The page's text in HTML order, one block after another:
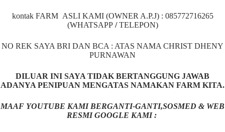
kontak FARM ASLI KAMI (OWNER A.P.J) : 085772716265
(WHATSAPP /TELEPON)
NO REK SAYA BRI DAN BCA : ATAS NAMA CHRIST DHENY
PURNAWAN
DILUAR INI SAYA TIDAK BERTANGGUNG JAWAB
ADANYA PENIPUAN MENGATAS NAMAKAN FARM KITA.
MAAF YOUTUBE KAMI BERGANTI-GANTI,SOSMED & WEB
RESMI GOOGLE KAMI :